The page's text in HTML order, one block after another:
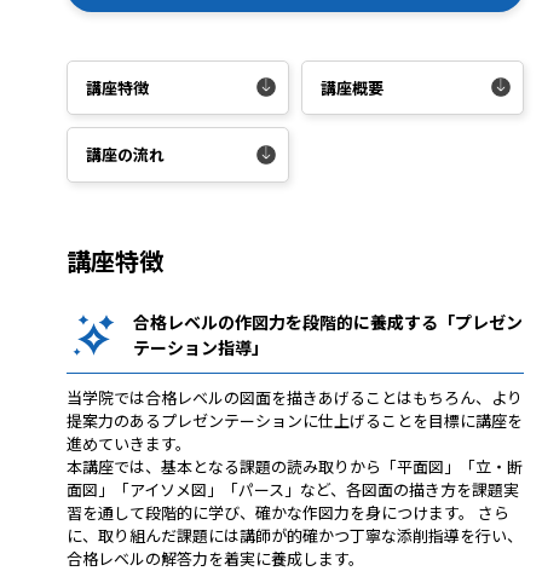
講座特徴 講座概要
講座の流れ
講座特徴
合格レベルの作図力を段階的に養成する「プレゼン
テーション指導」
当学院では合格レベルの図面を描きあげることはもちろん、より
提案力のあるプレゼンテーションに仕上げることを目標に講座を
進めていきます。
本講座では、基本となる課題の読み取りから「平面図」「立・断
面図」「アイソメ図」「パース」など、各図面の描き方を課題実
習を通して段階的に学び、確かな作図力を身につけます。 さら
に、取り組んだ課題には講師が的確かつ丁寧な添削指導を行い、
合格レベルの解答力を着実に養成します。